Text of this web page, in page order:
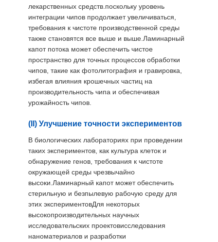
лекарственных средств.поскольку уровень
интеграции чипов продолжает увеличиваться,
требования к чистоте производственной среды
также становятся все выше и выше.Ламинарный
капот потока может обеспечить чистое
пространство для точных процессов обработки
чипов, такие как фотолитография и гравировка,
избегая влияния крошечных частиц на
производительность чипа и обеспечивая
урожайность чипов.
(II) Улучшение точности экспериментов
В биологических лабораториях при проведении
таких экспериментов, как культура клеток и
обнаружение генов, требования к чистоте
окружающей среды чрезвычайно
высоки.Ламинарный капот может обеспечить
стерильную и безпылевую рабочую среду для
этих экспериментовДля некоторых
высокопроизводительных научных
исследовательских проектовисследования
наноматериалов и разработки